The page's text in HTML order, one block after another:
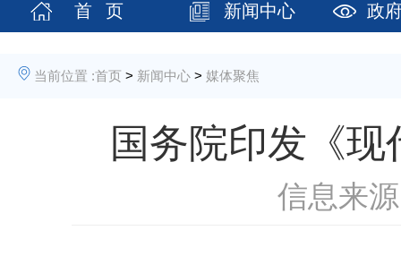
首 页 新闻中心 政
当前位置 :首页 > 新闻中心 > 媒体聚焦
国务院印发《现
信息来